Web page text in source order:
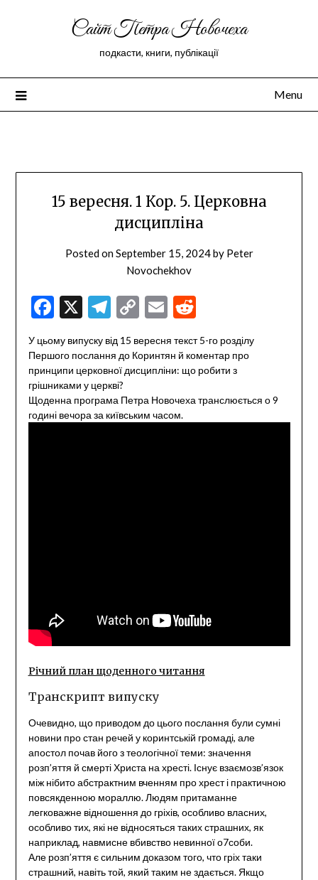
Сайт Петра Новочеха
подкасти, книги, публікації
Menu
15 вересня. 1 Кор. 5. Церковна
дисципліна
Posted onSeptember 15, 2024by Peter
Novochekhov
Facebook
X Telegram
Copy
EmailReddit
У цьому випуску від 15 вересня текст 5-го розділу
Першого послання до Коринтян й коментар про
принципи церковної дисципліни: що робити з
грішниками у церкві?
Щоденна програма Петра Новочеха транслюється о 9
годині вечора за київським часом.
Річний план щоденного читання
Транскрипт випуску
Очевидно, що приводом до цього послання були сумні
новини про стан речей у коринтській громаді, але
апостол почав його з теологічної теми: значення
розп’яття й смерті Христа на хресті. Існує взаємозв’язок
між нібито абстрактним вченням про хрест і практичною
повсякденною мораллю. Людям притаманне
легковажне відношення до гріхів, особливо власних,
особливо тих, які не відносяться таких страшних, як
наприклад, навмисне вбивство невинної о7соби.
Але розп’яття є сильним доказом того, что гріх таки
страшний, навіть той, який таким не здається. Якщо